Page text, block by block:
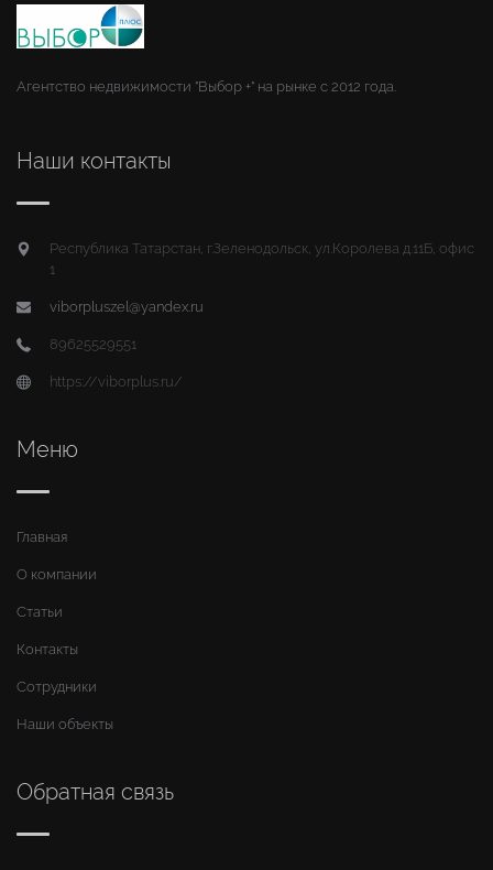
Агентство недвижимости "Выбор +" на рынке с 2012 года.
Наши контакты
Республика Татарстан, г.Зеленодольск, ул.Королева д.11Б, офис
1
viborpluszel@yandex.ru
89625529551
https://viborplus.ru/
Меню
Главная
О компании
Статьи
Контакты
Сотрудники
Наши объекты
Обратная связь